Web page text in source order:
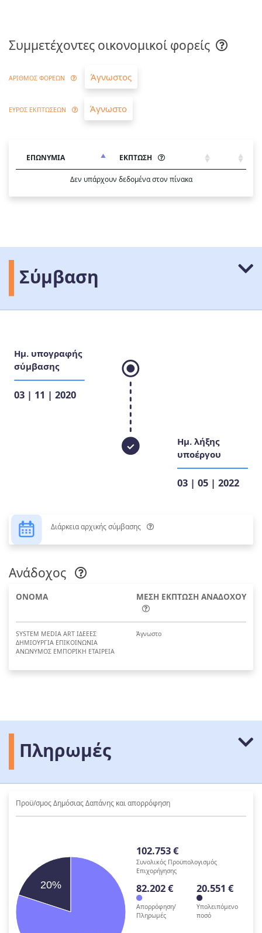
Συμμετέχοντες οικονομικοί φορείς
ΑΡΙΘΜΟΣ ΦΟΡΕΩΝ Άγνωστος
ΕΥΡΟΣ ΕΚΠΤΩΣΕΩΝ Άγνωστο
ΕΠΩΝΥΜΙΑ ΕΚΠΤΩΣΗ
Δεν υπάρχουν δεδομένα στον πίνακα
Σύμβαση
Ημ. υπογραφής
σύμβασης
03 | 11 | 2020
Ημ. λήξης
υποέργου
03 | 05 | 2022
Διάρκεια αρχικής σύμβασης
Ανάδοχος
ΟΝΟΜΑ ΜΕΣΗ ΕΚΠΤΩΣΗ ΑΝΑΔΟΧΟΥ
SYSTEM MEDIA ART ΙΔΕΕΕΣ
ΔΗΜΙΟΥΡΓΙΑ ΕΠΙΚΟΙΝΩΝΙΑ
ΑΝΩΝΥΜΟΣ ΕΜΠΟΡΙΚΗ ΕΤΑΙΡΕΙΑ
Άγνωστο
Πληρωμές
Προϋ/σμος Δημόσιας Δαπάνης και απορρόφηση
20%
102.753 €
Συνολικός Προϋπολογισμός
Επιχορήγησης
82.202 €
Απορρόφηση/
Πληρωμές
20.551 €
Υπολειπόμενο
ποσό